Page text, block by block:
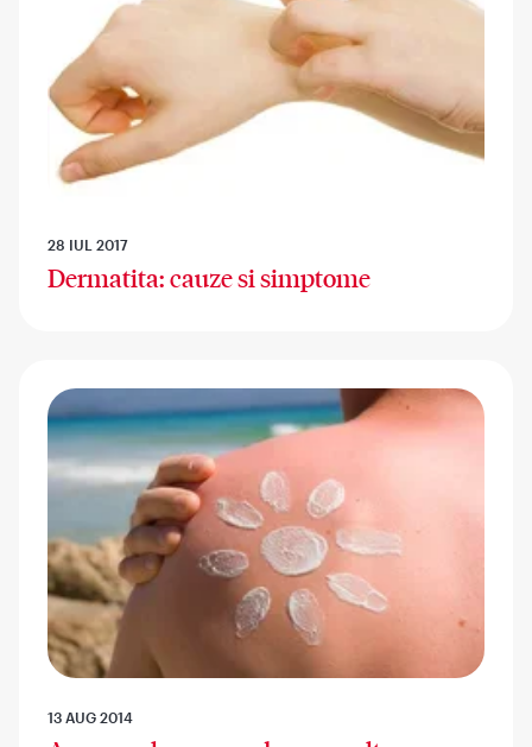
28 IUL 2017
Dermatita: cauze si simptome
13 AUG 2014